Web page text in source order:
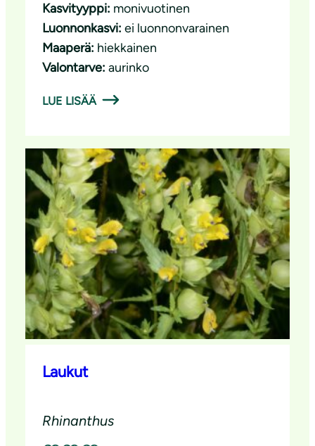
Kasvityyppi: monivuotinen
Luonnonkasvi: ei luonnonvarainen
Maaperä: hiekkainen
Valontarve: aurinko
LUE LISÄÄ
Laukut
Rhinanthus